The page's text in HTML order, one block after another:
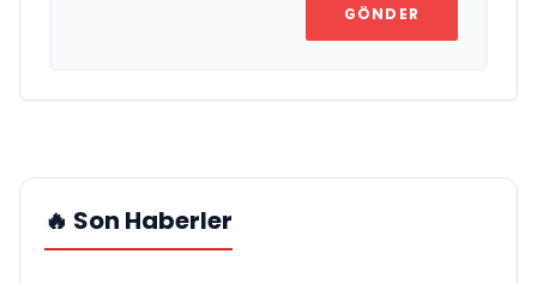
GÖNDER
🔥 Son Haberler